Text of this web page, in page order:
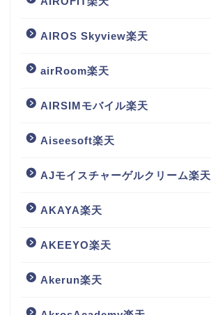
AIROS Skyview楽天
airRoom楽天
AIRSIMモバイル楽天
Aiseesoft楽天
AJモイスチャーゲルクリーム楽天
AKAYA楽天
AKEEYO楽天
Akerun楽天